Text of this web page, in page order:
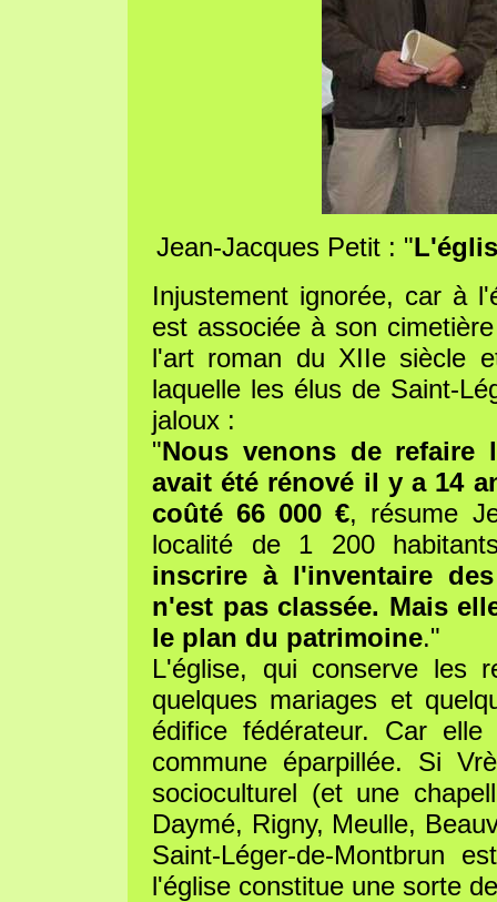
Jean-Jacques Petit : "
Injustement ignorée, car à
est associée à son
l'art roman du XIIe siècle
laquelle les élus de Saint-
jaloux :
"Nous venons de
avait été rénové il y a 14
coûté 66 000 €, résume
localité de 1 200
inscrire à l'inventaire
n'est pas classée. Mais
le plan du patrimoine."
L'église, qui conserve les
quelques mariages et
édifice fédérateur. Car
commune éparpillée. Si
socioculturel (et une
Daymé, Rigny, Meulle,
Saint-Léger-de-Montbrun
l'église constitue une sorte